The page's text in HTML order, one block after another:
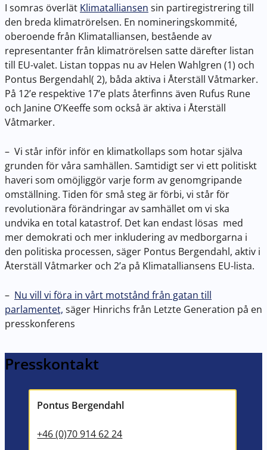
I somras överlät Klimatalliansen sin partiregistrering till
den breda klimatrörelsen. En nomineringskommité,
oberoende från Klimatalliansen, bestående av
representanter från klimatrörelsen satte därefter listan
till EU-valet. Listan toppas nu av Helen Wahlgren (1) och
Pontus Bergendahl( 2), båda aktiva i Återställ Våtmarker.
På 12’e respektive 17’e plats återfinns även Rufus Rune
och Janine O’Keeffe som också är aktiva i Återställ
Våtmarker.
– Vi står inför inför en klimatkollaps som hotar själva
grunden för våra samhällen. Samtidigt ser vi ett politiskt
haveri som omöjliggör varje form av genomgripande
omställning. Tiden för små steg är förbi, vi står för
revolutionära förändringar av samhället om vi ska
undvika en total katastrof. Det kan endast lösas med
mer demokrati och mer inkludering av medborgarna i
den politiska processen, säger Pontus Bergendahl, aktiv i
Återställ Våtmarker och 2’a på Klimatalliansens EU-lista.
– Nu vill vi föra in vårt motstånd från gatan till
parlamentet, säger Hinrichs från Letzte Generation på en
presskonferens
Presskontakt
Pontus Bergendahl
+46 (0)70 914 62 24